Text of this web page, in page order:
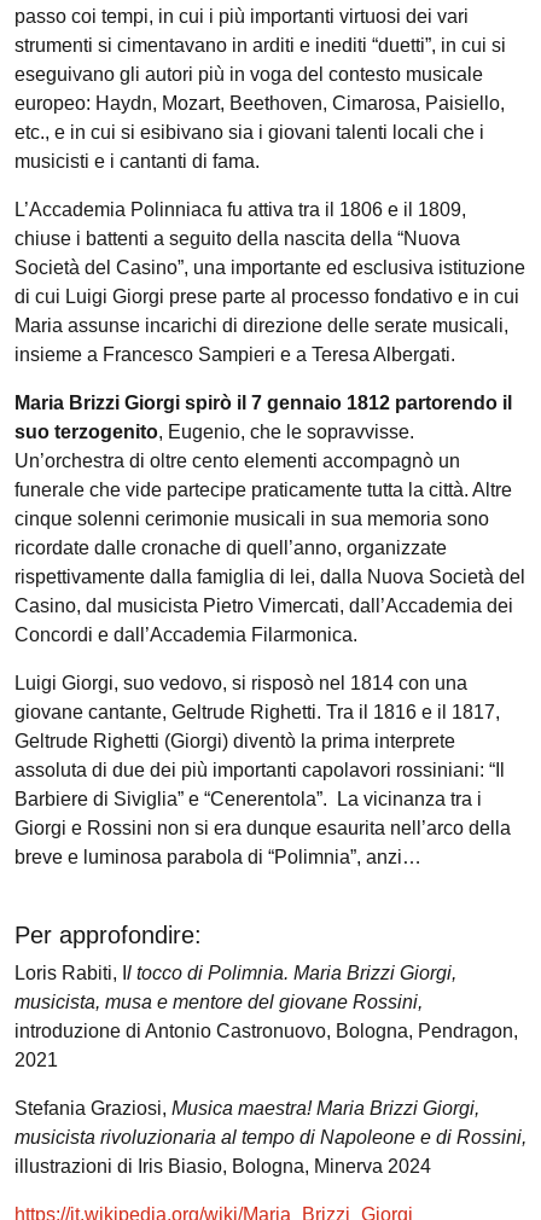
passo coi tempi, in cui i più importanti virtuosi dei vari
strumenti si cimentavano in arditi e inediti “duetti”, in cui si
eseguivano gli autori più in voga del contesto musicale
europeo: Haydn, Mozart, Beethoven, Cimarosa, Paisiello,
etc., e in cui si esibivano sia i giovani talenti locali che i
musicisti e i cantanti di fama.
L’Accademia Polinniaca fu attiva tra il 1806 e il 1809,
chiuse i battenti a seguito della nascita della “Nuova
Società del Casino”, una importante ed esclusiva istituzione
di cui Luigi Giorgi prese parte al processo fondativo e in cui
Maria assunse incarichi di direzione delle serate musicali,
insieme a Francesco Sampieri e a Teresa Albergati.
Maria Brizzi Giorgi spirò il 7 gennaio 1812 partorendo il
suo terzogenito, Eugenio, che le sopravvisse.
Un’orchestra di oltre cento elementi accompagnò un
funerale che vide partecipe praticamente tutta la città. Altre
cinque solenni cerimonie musicali in sua memoria sono
ricordate dalle cronache di quell’anno, organizzate
rispettivamente dalla famiglia di lei, dalla Nuova Società del
Casino, dal musicista Pietro Vimercati, dall’Accademia dei
Concordi e dall’Accademia Filarmonica.
Luigi Giorgi, suo vedovo, si risposò nel 1814 con una
giovane cantante, Geltrude Righetti. Tra il 1816 e il 1817,
Geltrude Righetti (Giorgi) diventò la prima interprete
assoluta di due dei più importanti capolavori rossiniani: “Il
Barbiere di Siviglia” e “Cenerentola”. La vicinanza tra i
Giorgi e Rossini non si era dunque esaurita nell’arco della
breve e luminosa parabola di “Polimnia”, anzi…
Per approfondire:
Loris Rabiti, I l tocco di Polimnia. Maria Brizzi Giorgi,
musicista, musa e mentore del giovane Rossini,
introduzione di Antonio Castronuovo, Bologna, Pendragon,
2021
Stefania Graziosi, Musica maestra! Maria Brizzi Giorgi,
musicista rivoluzionaria al tempo di Napoleone e di Rossini,
illustrazioni di Iris Biasio, Bologna, Minerva 2024
https://it.wikipedia.org/wiki/Maria_Brizzi_Giorgi